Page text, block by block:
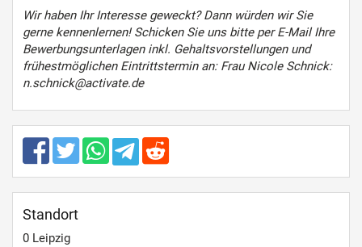
Wir haben Ihr Interesse geweckt? Dann würden wir Sie
gerne kennenlernen! Schicken Sie uns bitte per E-Mail Ihre
Bewerbungsunterlagen inkl. Gehaltsvorstellungen und
frühestmöglichen Eintrittstermin an: Frau Nicole Schnick:
n.schnick@activate.de
Standort
0 Leipzig